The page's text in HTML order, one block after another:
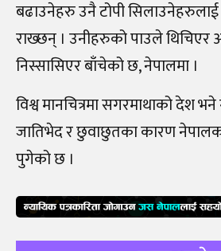
बढाउनेहरु उनै टोपी
राख्छन् । उनीहरुको पाउले थिचिएर
निस्सासिएर बाँचेको छ, नेपालमा ।
विश्व मानचित्रमा सगरमाथाको देश
जातिभेद र छुवाछुतका कारण
पुगेको छ ।